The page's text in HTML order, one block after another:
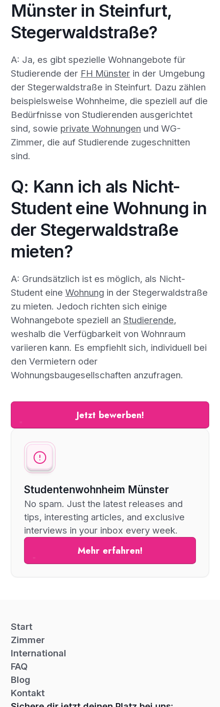
Münster in Steinfurt,
Stegerwaldstraße?
A: Ja, es gibt spezielle Wohnangebote für
Studierende der FH Münsterin der Umgebung
der Stegerwaldstraße in Steinfurt. Dazu zählen
beispielsweise Wohnheime, die speziell auf die
Bedürfnisse von Studierenden ausgerichtet
sind, sowie private Wohnungen und WG-
Zimmer, die auf Studierende zugeschnitten
sind.
Q: Kann ich als Nicht-
Student eine Wohnung in
der Stegerwaldstraße
mieten?
A: Grundsätzlich ist es möglich, als Nicht-
Student eine Wohnung in der Stegerwaldstraße
zu mieten. Jedoch richten sich einige
Wohnangebote speziell an Studierende,
weshalb die Verfügbarkeit von Wohnraum
variieren kann. Es empfiehlt sich, individuell bei
den Vermietern oder
Wohnungsbaugesellschaften anzufragen.
Jetzt bewerben!
Studentenwohnheim Münster
No spam. Just the latest releases and
tips, interesting articles, and exclusive
interviews in your inbox every week.
Mehr erfahren!
Start
Zimmer
International
FAQ
Blog
Kontakt